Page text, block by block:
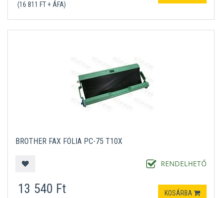
(16 811 FT + ÁFA)
BROTHER FAX FÓLIA PC-75 T10X
RENDELHETŐ
13 540 Ft KOSÁRBA